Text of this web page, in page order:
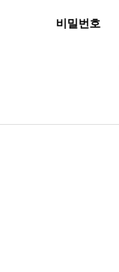
비밀번호